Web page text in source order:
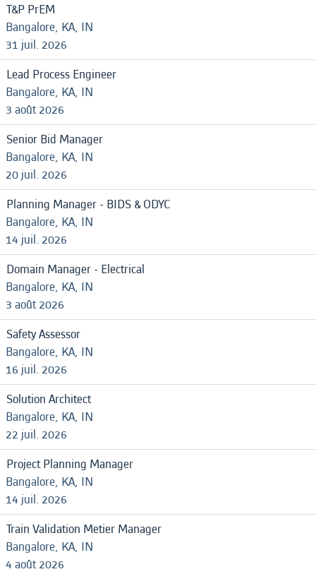
T&P PrEM
Bangalore, KA, IN
31 juil. 2026
Lead Process Engineer
Bangalore, KA, IN
3 août 2026
Senior Bid Manager
Bangalore, KA, IN
20 juil. 2026
Planning Manager - BIDS & ODYC
Bangalore, KA, IN
14 juil. 2026
Domain Manager - Electrical
Bangalore, KA, IN
3 août 2026
Safety Assessor
Bangalore, KA, IN
16 juil. 2026
Solution Architect
Bangalore, KA, IN
22 juil. 2026
Project Planning Manager
Bangalore, KA, IN
14 juil. 2026
Train Validation Metier Manager
Bangalore, KA, IN
4 août 2026